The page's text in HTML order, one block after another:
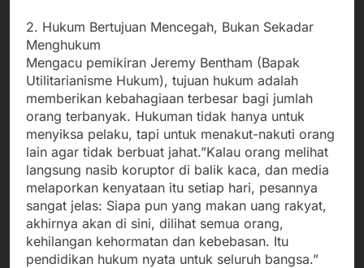
2. Hukum Bertujuan Mencegah, Bukan Sekadar
Menghukum
Mengacu pemikiran Jeremy Bentham (Bapak
Utilitarianisme Hukum), tujuan hukum adalah
memberikan kebahagiaan terbesar bagi jumlah
orang terbanyak. Hukuman tidak hanya untuk
menyiksa pelaku, tapi untuk menakut-nakuti orang
lain agar tidak berbuat jahat.”Kalau orang melihat
langsung nasib koruptor di balik kaca, dan media
melaporkan kenyataan itu setiap hari, pesannya
sangat jelas: Siapa pun yang makan uang rakyat,
akhirnya akan di sini, dilihat semua orang,
kehilangan kehormatan dan kebebasan. Itu
pendidikan hukum nyata untuk seluruh bangsa.”